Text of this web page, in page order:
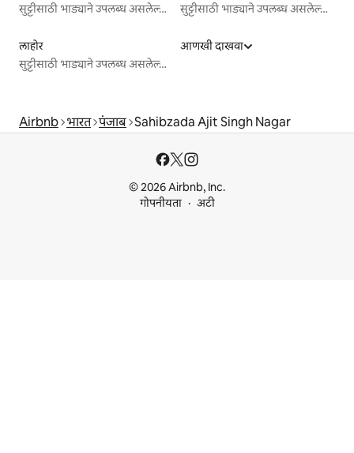
सुट्टीसाठी भाड्याने उपलब्ध असलेल्या जागा
सुट्टीसाठी भाड्याने उपलब्ध असलेल्या जागा
लाहोर
सुट्टीसाठी भाड्याने उपलब्ध असलेल्या जागा
आणखी दाखवा
Airbnb भारत पंजाब Sahibzada Ajit Singh Nagar
© 2026 Airbnb, Inc.
गोपनीयता
अटी